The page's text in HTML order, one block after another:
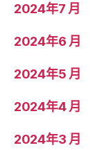
2024年7 月
2024年6 月
2024年5 月
2024年4 月
2024年3 月